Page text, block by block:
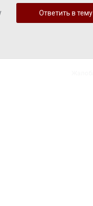
Ответить в тему